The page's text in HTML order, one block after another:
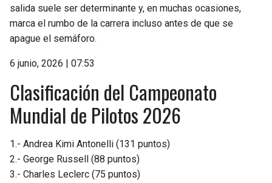
salida suele ser determinante y, en muchas ocasiones,
marca el rumbo de la carrera incluso antes de que se
apague el semáforo.
6 junio, 2026 | 07:53
Clasificación del Campeonato
Mundial de Pilotos 2026
1.- Andrea Kimi Antonelli (131 puntos)
2.- George Russell (88 puntos)
3.- Charles Leclerc (75 puntos)